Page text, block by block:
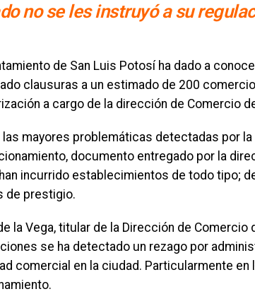
no se les instruyó a su
de San Luis Potosí ha dado a
clausuras a un estimado de 200
a cargo de la dirección de Comercio
las mayores problemáticas detectadas por
documento entregado por la
han incurrido establecimientos de todo tipo;
de prestigio.
la Vega, titular de la Dirección de
se ha detectado un rezago por
comercial en la ciudad. Particularmente